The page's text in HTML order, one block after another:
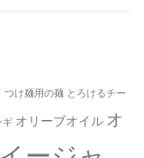
つけ麺用の麺 とろけるチー
ギ オリーブオイル オ